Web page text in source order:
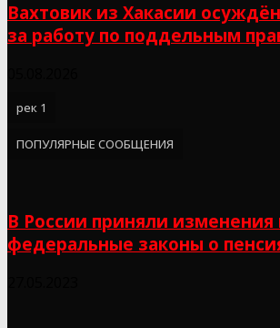
Вахтовик из Хакасии
за работу по поддельным
рек 1
ПОПУЛЯРНЫЕ СООБЩЕНИЯ
В России приняли изменения
федеральные законы о